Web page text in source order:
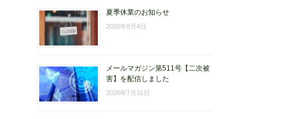
夏季休業のお知らせ
2026年8月4日
メールマガジン第511号【二次被
害】を配信しました
2026年7月31日